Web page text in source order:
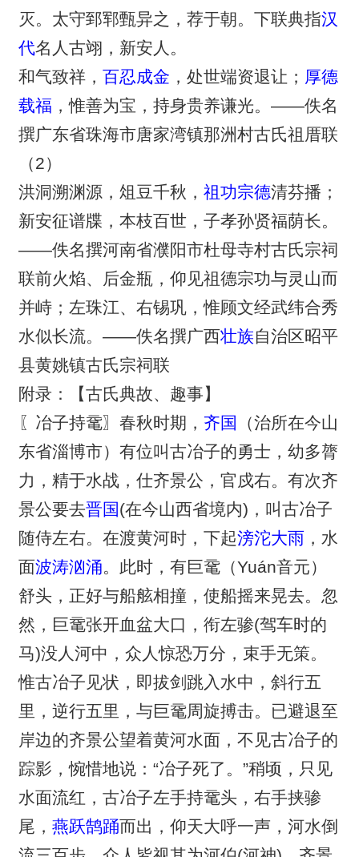
灭。太守郅郓甄异之，荐于朝。下联典指汉
代名人古翊，新安人。
和气致祥， 百忍成金 ，处世端资退让； 厚德
载福 ，惟善为宝，持身贵养谦光。——佚名
撰广东省珠海市唐家湾镇那洲村古氏祖厝联
（2）
洪洞溯渊源，俎豆千秋， 祖功宗德清芬播；
新安征谱牒，本枝百世，子孝孙贤福荫长。
——佚名撰河南省濮阳市杜母寺村古氏宗祠
联前火焰、后金瓶，仰见祖德宗功与灵山而
并峙；左珠江、右锡巩，惟顾文经武纬合秀
水似长流。——佚名撰广西壮族自治区昭平
县黄姚镇古氏宗祠联
附录：【古氏典故、趣事】
〖冶子持鼋〗春秋时期， 齐国
（治所在今山
东省淄博市）有位叫古冶子的勇士，幼多膂
力，精于水战，仕齐景公，官戍右。有次齐
景公要去晋国(在今山西省境内)，叫古冶子
随侍左右。在渡黄河时，下起滂沱大雨，水
面波涛汹涌。此时，有巨鼋（Yuán音元）
舒头，正好与船舷相撞，使船摇来晃去。忽
然，巨鼋张开血盆大口，衔左骖(驾车时的
马)没人河中，众人惊恐万分，束手无策。
惟古冶子见状，即拔剑跳入水中，斜行五
里，逆行五里，与巨鼋周旋搏击。已避退至
岸边的齐景公望着黄河水面，不见古冶子的
踪影，惋惜地说：“冶子死了。”稍顷，只见
水面流红，古冶子左手持鼋头，右手挟骖
尾， 燕跃鹄踊而出，仰天大呼一声，河水倒